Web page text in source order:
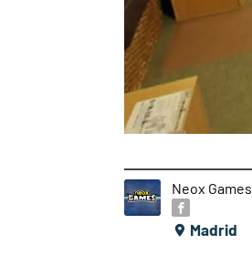
Neox Games
Madrid